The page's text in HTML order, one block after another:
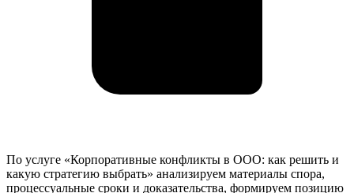
По услуге «Корпоративные конфликты в ООО: как решить и
какую стратегию выбрать» анализируем материалы спора,
процессуальные сроки и доказательства, формируем позицию